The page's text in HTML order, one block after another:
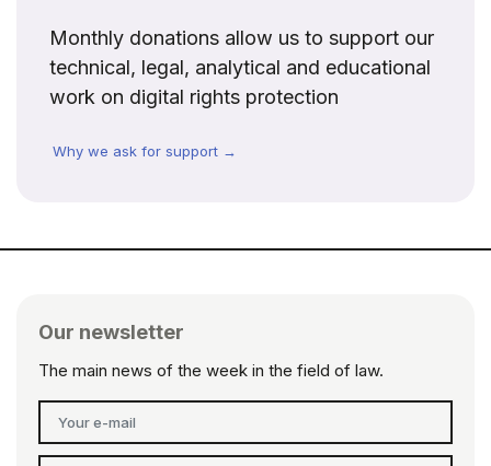
Monthly donations allow us to support our
technical, legal, analytical and educational
work on digital rights protection
Why we ask for support →
Our newsletter
The main news of the week in the field of law.